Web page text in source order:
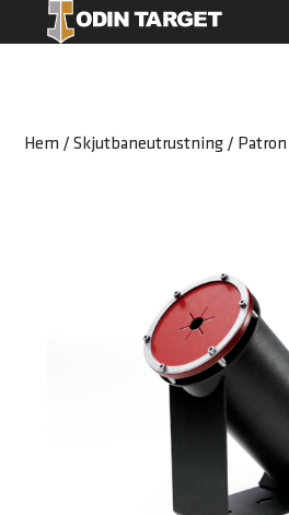
Hem /Skjutbaneutrustning / Patron